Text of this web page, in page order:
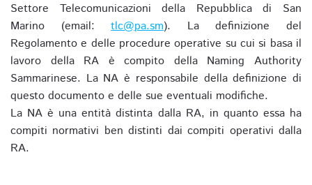
Settore Telecomunicazioni della Repubblica di San
Marino (email:tlc@pa.sm). La definizione del
Regolamento e delle procedure operative su cui si basa il
lavoro della RA è compito della Naming Authority
Sammarinese. La NA è responsabile della definizione di
questo documento e delle sue eventuali modifiche.
La NA è una entità distinta dalla RA, in quanto essa ha
compiti normativi ben distinti dai compiti operativi dalla
RA.